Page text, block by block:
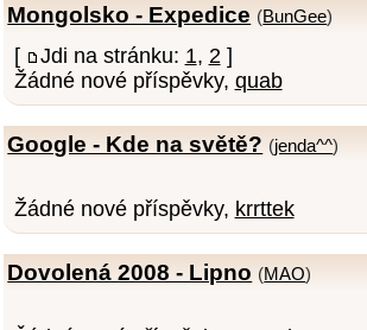
Mongolsko - Expedice (BunGee)
[ Jdi na stránku: 1, 2 ]
Žádné nové příspěvky, quab
Google - Kde na světě? (jenda^^)
Žádné nové příspěvky, krrttek
Dovolená 2008 - Lipno (MAO)